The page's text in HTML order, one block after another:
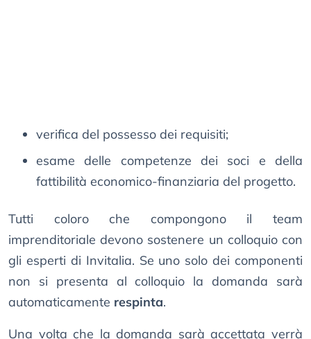
verifica del possesso dei requisiti;
esame delle competenze dei soci e della
fattibilità economico-finanziaria del progetto.
Tutti coloro che compongono il team
imprenditoriale devono sostenere un colloquio con
gli esperti di Invitalia. Se uno solo dei componenti
non si presenta al colloquio la domanda sarà
automaticamente respinta.
Una volta che la domanda sarà accettata verrà